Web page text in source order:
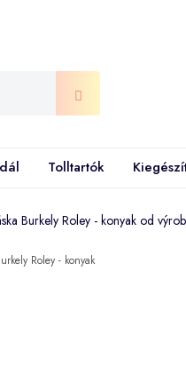
Tolltartók
Burkely Roley - konyak od